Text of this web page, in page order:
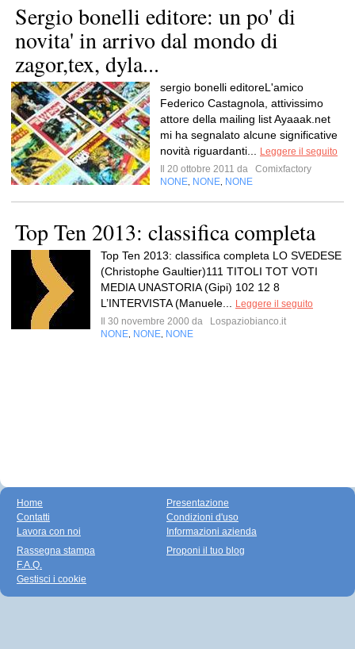
Sergio bonelli editore: un po' di
novita' in arrivo dal mondo di
zagor,tex, dyla...
sergio bonelli editoreL'amico
Federico Castagnola, attivissimo
attore della mailing list Ayaaak.net
mi ha segnalato alcune significative
novità riguardanti...
Leggere il seguito
Il 20 ottobre 2011 da
Comixfactory
NONE NONE NONE
Top Ten 2013: classifica completa
Top Ten 2013: classifica completa LO SVEDESE
(Christophe Gaultier)111 TITOLI TOT VOTI
MEDIA UNASTORIA (Gipi) 102 12 8
L’INTERVISTA (Manuele...
Leggere il seguito
Il 30 novembre 2000 da
Lospaziobianco.it
NONE NONE NONE
Home
Contatti
Lavora con noi
Presentazione
Condizioni d'uso
Informazioni azienda
Rassegna stampa
F.A.Q.
Gestisci i cookie
Proponi il tuo blog